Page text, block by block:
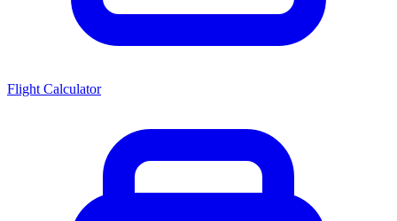
Flight Calculator